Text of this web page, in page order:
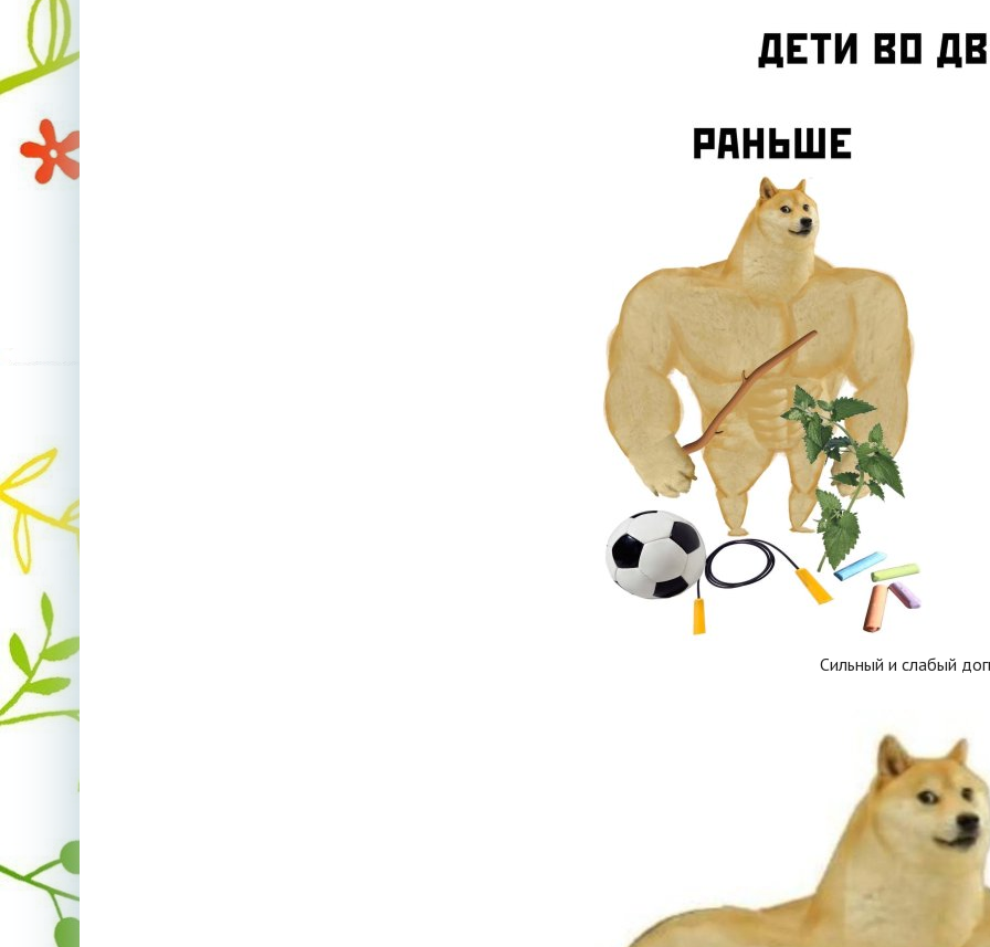
Сильный и слабый